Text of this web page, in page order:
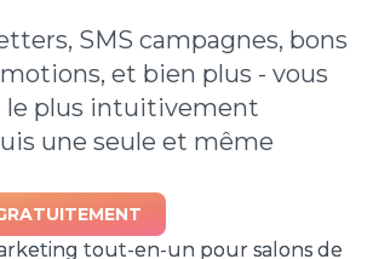
SMS campagnes, bons
et bien plus - vous
le plus intuitivement
une seule et même